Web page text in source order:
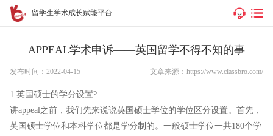
留学生学术成长赋能平台
APPEAL学术申诉——英国留学不得不知的事
发布时间：2022-04-15 文章来源：https://www.classbro.com/
1.英国硕士的学分设置?
讲appeal之前，我们先来说说英国硕士学位的学位区分设置。首先，
英国硕士学位和本科学位都是学分制的。一般硕士学位一共180个学